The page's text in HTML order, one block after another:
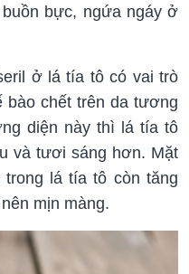
bực, ngứa ngáy ở
ở lá tía tô có vai trò
bào chết trên da tương
diện này thì lá tía tô
và tươi sáng hơn. Mặt
trong lá tía tô còn tăng
mịn màng.